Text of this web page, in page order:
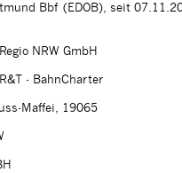
Bbf (EDOB), seit
NRW GmbH
- BahnCharter
Maffei, 19065